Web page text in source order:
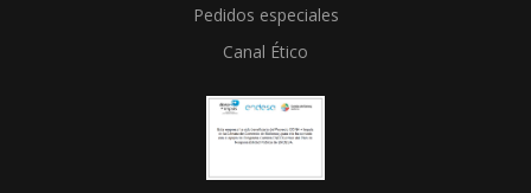
Pedidos especiales
Canal Ético